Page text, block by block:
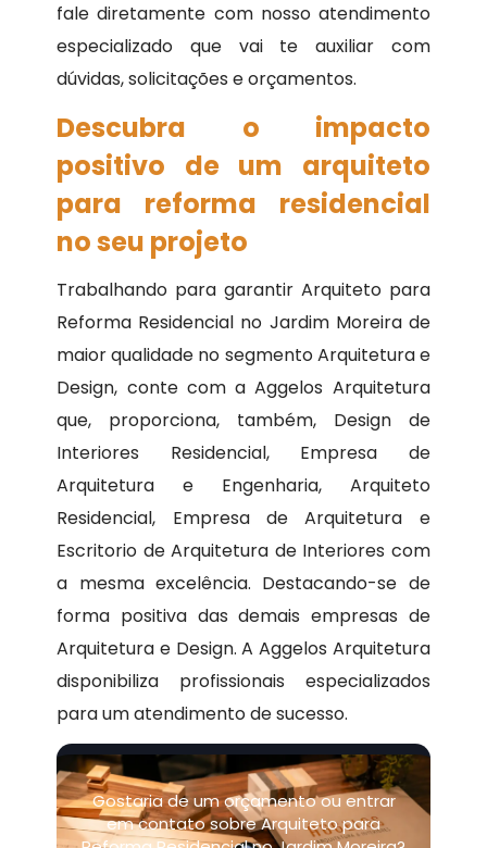
fale diretamente com nosso atendimento
especializado que vai te auxiliar com
dúvidas, solicitações e orçamentos.
Descubra o impacto
positivo de um arquiteto
para reforma residencial
no seu projeto
Trabalhando para garantir Arquiteto para
Reforma Residencial no Jardim Moreira de
maior qualidade no segmento Arquitetura e
Design, conte com a Aggelos Arquitetura
que, proporciona, também, Design de
Interiores Residencial, Empresa de
Arquitetura e Engenharia, Arquiteto
Residencial, Empresa de Arquitetura e
Escritorio de Arquitetura de Interiores com
a mesma excelência. Destacando-se de
forma positiva das demais empresas de
Arquitetura e Design. A Aggelos Arquitetura
disponibiliza profissionais especializados
para um atendimento de sucesso.
Gostaria de um orçamento ou entrar
em contato sobre Arquiteto para